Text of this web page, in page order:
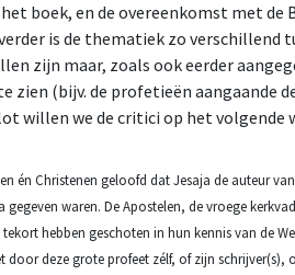
boek, en de overeenkomst met
is de thematiek zo verschillend
zijn maar, zoals ook eerder
zien (bijv. de profetieën aangaande
willen we de critici op het volgende
én Christenen geloofd dat Jesaja de auteur
waren. De Apostelen, de vroege
hebben geschoten in hun kennis van de
door deze grote profeet zélf, of zijn schrijver(s),